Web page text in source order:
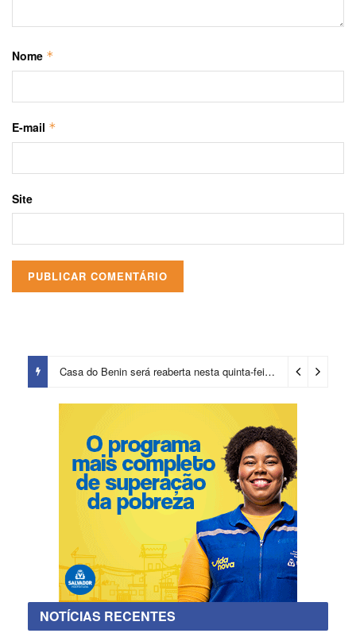
Nome *
E-mail *
Site
Casa do Benin será reaberta nesta quinta-feira (6) 2 dias ago
NOTÍCIAS RECENTES